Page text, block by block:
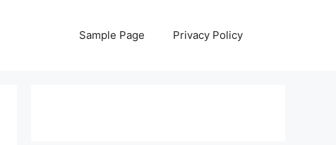
Sample Page Privacy Policy